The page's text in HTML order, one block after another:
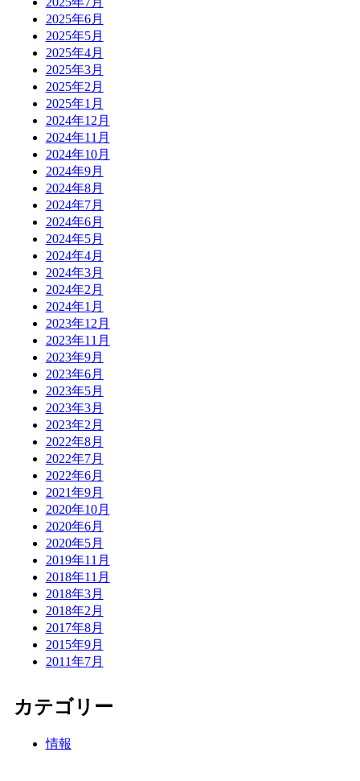
2025年6月
2025年5月
2025年4月
2025年3月
2025年2月
2025年1月
2024年12月
2024年11月
2024年10月
2024年9月
2024年8月
2024年7月
2024年6月
2024年5月
2024年4月
2024年3月
2024年2月
2024年1月
2023年12月
2023年11月
2023年9月
2023年6月
2023年5月
2023年3月
2023年2月
2022年8月
2022年7月
2022年6月
2021年9月
2020年10月
2020年6月
2020年5月
2019年11月
2018年11月
2018年3月
2018年2月
2017年8月
2015年9月
2011年7月
カテゴリー
情報